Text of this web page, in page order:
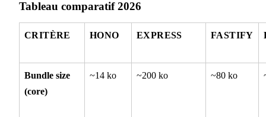
Tableau comparatif 2026
CRITÈRE HONO EXPRESS FASTIFY
Bundle size
(core)
~14 ko ~200 ko ~80 ko